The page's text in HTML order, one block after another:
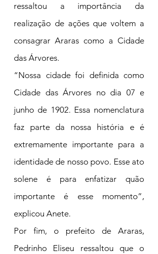
ressaltou a importância da
realização de ações que voltem a
consagrar Araras como a Cidade
das Árvores.
“Nossa cidade foi definida como
Cidade das Árvores no dia 07 e
junho de 1902. Essa nomenclatura
faz parte da nossa história e é
extremamente importante para a
identidade de nosso povo. Esse ato
solene é para enfatizar quão
importante é esse momento”,
explicou Anete.
Por fim, o prefeito de Araras,
Pedrinho Eliseu ressaltou que o